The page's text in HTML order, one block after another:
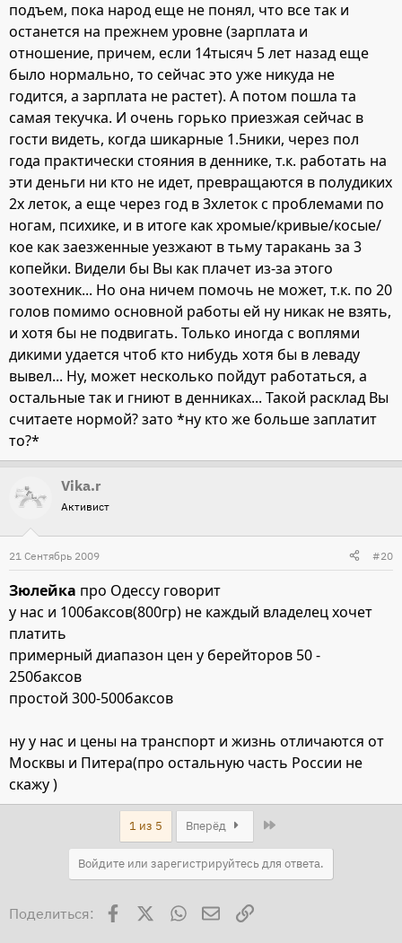
подъем, пока народ еще не понял, что все так и
останется на прежнем уровне (зарплата и
отношение, причем, если 14тысяч 5 лет назад еще
было нормально, то сейчас это уже никуда не
годится, а зарплата не растет). А потом пошла та
самая текучка. И очень горько приезжая сейчас в
гости видеть, когда шикарные 1.5ники, через пол
года практически стояния в деннике, т.к. работать на
эти деньги ни кто не идет, превращаются в полудиких
2х леток, а еще через год в 3хлеток с проблемами по
ногам, психике, и в итоге как хромые/кривые/косые/
кое как заезженные уезжают в тьму таракань за 3
копейки. Видели бы Вы как плачет из-за этого
зоотехник... Но она ничем помочь не может, т.к. по 20
голов помимо основной работы ей ну никак не взять,
и хотя бы не подвигать. Только иногда с воплями
дикими удается чтоб кто нибудь хотя бы в леваду
вывел... Ну, может несколько пойдут работаться, а
остальные так и гниют в денниках... Такой расклад Вы
считаете нормой? зато *ну кто же больше заплатит
то?*
Vika.r
Активист
21 Сентябрь 2009 #20
Зюлейка про Одессу говорит
у нас и 100баксов(800гр) не каждый владелец хочет
платить
примерный диапазон цен у берейторов 50 -
250баксов
простой 300-500баксов
ну у нас и цены на транспорт и жизнь отличаются от
Москвы и Питера(про остальную часть России не
скажу )
1 из 5 Вперёд
Войдите или зарегистрируйтесь для ответа.
Поделиться: Facebook WhatsAppЭлектронная почта
Ссылка